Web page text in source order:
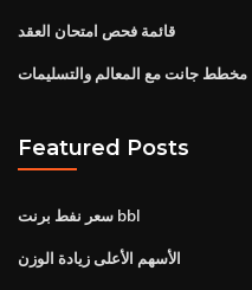
قائمة فحص امتحان العقد
مخطط جانت مع المعالم والتسليمات
Featured Posts
سعر نفط برنت bbl
الأسهم الأعلى زيادة الوزن